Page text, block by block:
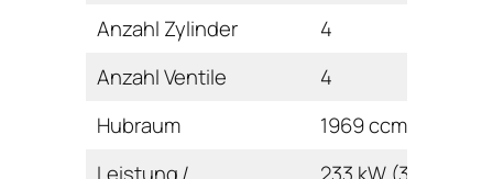
Anzahl Zylinder
4
Anzahl Ventile
4
Hubraum
1969 ccm